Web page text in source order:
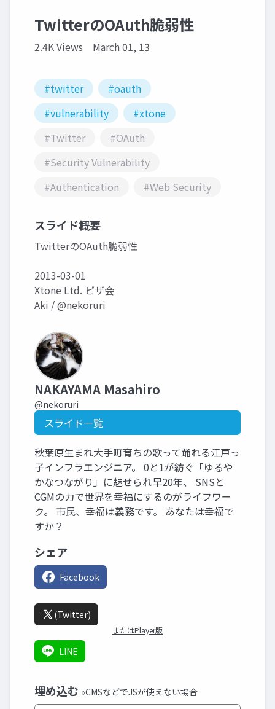
TwitterのOAuth脆弱性
2.4K Views March 01, 13
#twitter
#oauth
#vulnerability
#xtone
#Twitter
#OAuth
#Security Vulnerability
#Authentication
#Web Security
スライド概要
TwitterのOAuth脆弱性
2013-03-01
Xtone Ltd. ピザ会
Aki / @nekoruri
NAKAYAMA Masahiro
@nekoruri
スライド一覧
秋葉原生まれ大手町育ちの歌って踊れる江戸っ
子インフラエンジニア。 0と1が紡ぐ「ゆるや
かなつながり」に魅せられ早20年、 SNSと
CGMの力で世界を幸福にするのがライフワー
ク。 市民、幸福は義務です。 あなたは幸福で
すか？
シェア
Facebook
(Twitter)
またはPlayer版
LINE
埋め込む »CMSなどでJSが使えない場合